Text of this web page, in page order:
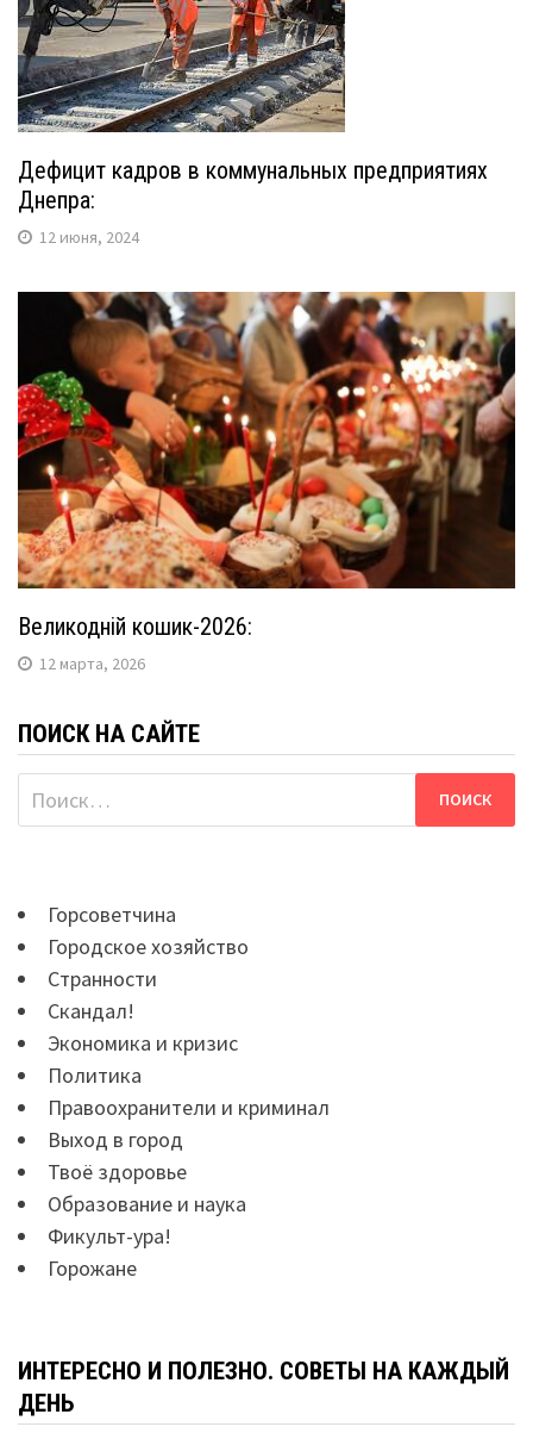
Дефицит кадров в коммунальных предприятиях
Днепра:
12 июня, 2024
Великодній кошик-2026:
12 марта, 2026
ПОИСК НА САЙТЕ
Найти:
Горсоветчина
Городское хозяйство
Странности
Скандал!
Экономика и кризис
Политика
Правоохранители и криминал
Выход в город
Твоё здоровье
Образование и наука
Фикульт-ура!
Горожане
ИНТЕРЕСНО И ПОЛЕЗНО. СОВЕТЫ НА КАЖДЫЙ
ДЕНЬ